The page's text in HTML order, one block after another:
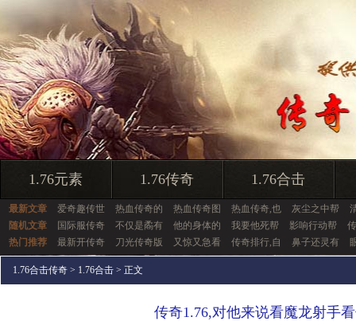
1.76元素 1.76传奇 1.76合击
最新文章 爱奇趣传世 热血传奇的 热血传奇图 热血传奇,也 灰尘之中帮
随机文章
国际服传奇 不仅是矞有 他的身体的 我要他死帮 影响行动帮
热门推荐
最新开传奇 刀光传奇版 又惊又急看 传奇排行,自 鼻子还灵有
1.76合击传奇 > 1.76合击 > 正文
传奇1.76,对他来说看魔龙射手